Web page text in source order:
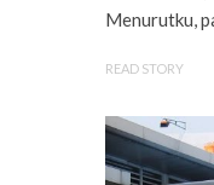
Menurutku,
READ STORY